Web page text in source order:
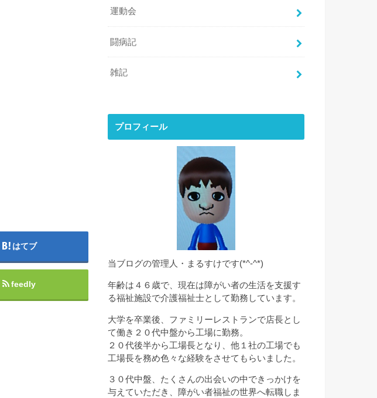
はてブ
feedly
運動会
闘病記
雑記
プロフィール
当ブログの管理人・まるすけです(*^-^*)
年齢は４６歳で、現在は障がい者の生活を支援す
る福祉施設で介護福祉士として勤務しています。
大学を卒業後、ファミリーレストランで店長とし
て働き２０代中盤から工場に勤務。
２０代後半から工場長となり、他１社の工場でも
工場長を務め色々な経験をさせてもらいました。
３０代中盤、たくさんの出会いの中できっかけを
与えていただき、障がい者福祉の世界へ転職しま